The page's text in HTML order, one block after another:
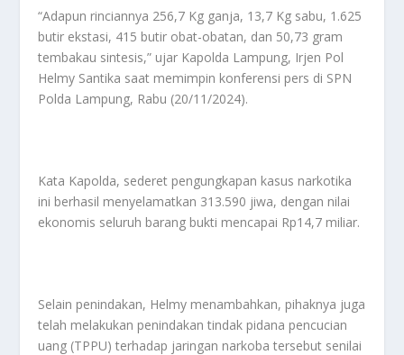
“Adapun rinciannya 256,7 Kg ganja, 13,7 Kg sabu, 1.625
butir ekstasi, 415 butir obat-obatan, dan 50,73 gram
tembakau sintesis,” ujar Kapolda Lampung, Irjen Pol
Helmy Santika saat memimpin konferensi pers di SPN
Polda Lampung, Rabu (20/11/2024).
Kata Kapolda, sederet pengungkapan kasus narkotika
ini berhasil menyelamatkan 313.590 jiwa, dengan nilai
ekonomis seluruh barang bukti mencapai Rp14,7 miliar.
Selain penindakan, Helmy menambahkan, pihaknya juga
telah melakukan penindakan tindak pidana pencucian
uang (TPPU) terhadap jaringan narkoba tersebut senilai